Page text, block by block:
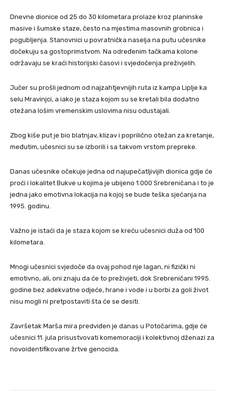
Dnevne dionice od 25 do 30 kilometara prolaze kroz planinske
masive i šumske staze, često na mjestima masovnih grobnica i
pogubljenja. Stanovnici u povratnička naselja na putu učesnike
dočekuju sa gostoprimstvom. Na određenim tačkama kolone
održavaju se kraći historijski časovi i svjedočenja preživjelih.
Jučer su prošli jednom od najzahtjevnijih ruta iz kampa Liplje ka
selu Mravinjci, a iako je staza kojom su se kretali bila dodatno
otežana lošim vremenskim uslovima nisu odustajali.
Zbog kiše put je bio blatnjav, klizav i poprilično otežan za kretanje,
međutim, učesnici su se izborili i sa takvom vrstom prepreke.
Danas učesnike očekuje jedna od najupečatljivijih dionica gdje će
proći i lokalitet Bukve u kojima je ubijeno 1.000 Srebreničana i to je
jedna jako emotivna lokacija na kojoj se bude teška sjećanja na
1995. godinu.
Važno je istaći da je staza kojom se kreću učesnici duža od 100
kilometara.
Mnogi učesnici svjedoče da ovaj pohod nje lagan, ni fizički ni
emotivno, ali, oni znaju da će to preživjeti, dok Srebreničani 1995.
godine bez adekvatne odjeće, hrane i vode i u borbi za goli život
nisu mogli ni pretpostaviti šta će se desiti.
Završetak Marša mira predviđen je danas u Potočarima, gdje će
učesnici 11. jula prisustvovati komemoraciji i kolektivnoj dženazi za
novoidentifikovane žrtve genocida.